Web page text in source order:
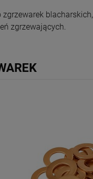
zgrzewających.